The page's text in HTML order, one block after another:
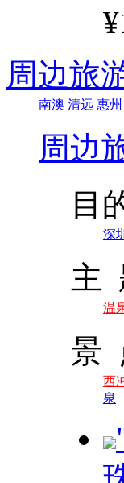
周边旅
南澳 清远 惠州
周边
目
深圳
主
温
景
西
泉